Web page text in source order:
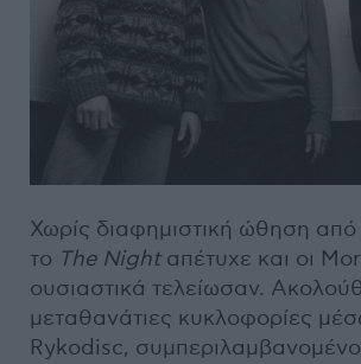
Χωρίς διαφημιστική ώθηση από
το The Nightαπέτυχε και οι
ουσιαστικά τελείωσαν.
μεταθανάτιες κυκλοφορίες
Rykodisc,